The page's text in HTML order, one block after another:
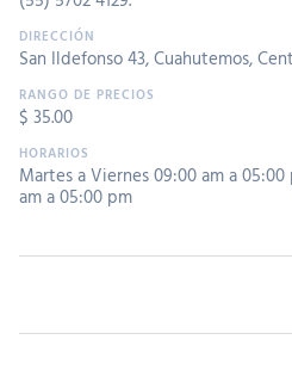
San Ildefonso 43, Cuahutemos,
$ 35.00
Martes a Viernes 09:00 am a 05:00
am a 05:00 pm